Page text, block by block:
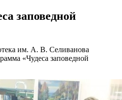
заповедной
им. А. В. Селиванова
«Чудеса заповедной